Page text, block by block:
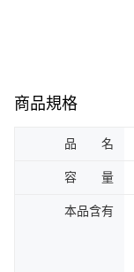
商品規格
品 名
容 量
本品含有